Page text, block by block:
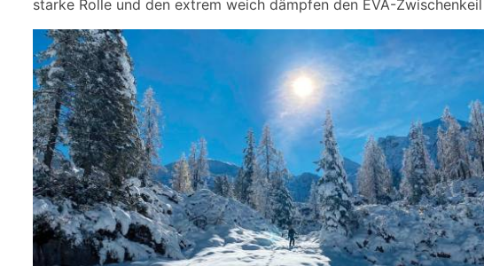
starke Rolle und den extrem weich dämpfen den EVA-